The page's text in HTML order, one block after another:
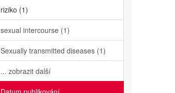
riziko (1)
sexual intercourse (1)
Sexually transmitted diseases (1)
... zobrazit další